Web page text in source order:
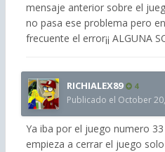
mensaje anterior sobre el
no pasa ese problema pero
frecuente el error¡¡ ALGUNA
RICHIALEX89 4
Publicado el October
Ya iba por el juego numero
empieza a cerrar el juego